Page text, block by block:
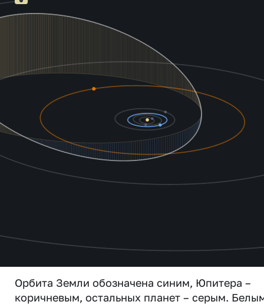
Орбита Земли обозначена синим, Юпитера –
коричневым, остальных планет – серым.